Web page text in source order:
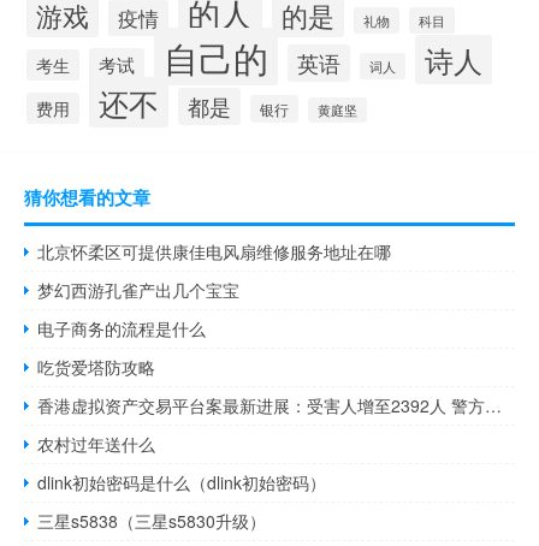
游戏 疫情 的人 的是 礼物 科目
考生 考试 自己的 英语 词人 诗人
费用 还不 都是 银行 黄庭坚
猜你想看的文章
北京怀柔区可提供康佳电风扇维修服务地址在哪
梦幻西游孔雀产出几个宝宝
电子商务的流程是什么
吃货爱塔防攻略
香港虚拟资产交易平台案最新进展：受害人增至2392人 警方已拘捕12人
农村过年送什么
dlink初始密码是什么（dlink初始密码）
三星s5838（三星s5830升级）